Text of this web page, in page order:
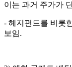
이는 과거 주가가
- 헤지펀드를 비롯
보임.